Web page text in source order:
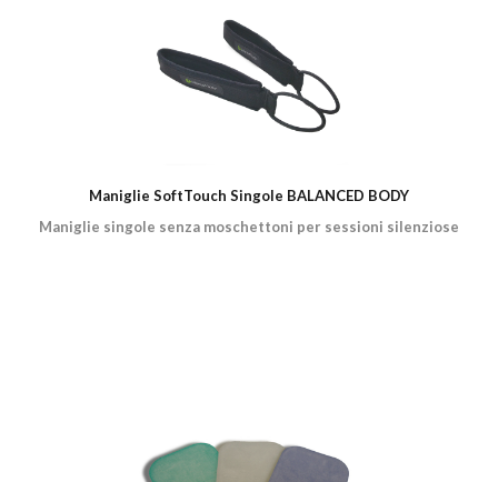
Maniglie SoftTouch Singole BALANCED BODY
Maniglie singole senza moschettoni per sessioni silenziose